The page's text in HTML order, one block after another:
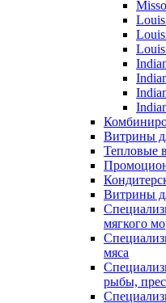
Витрины
Тепловые
Витрины
мягкого
мяса
рыбы,